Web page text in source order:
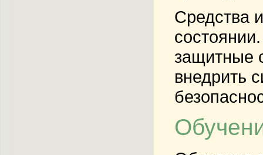
Средства
защитные
внедрить